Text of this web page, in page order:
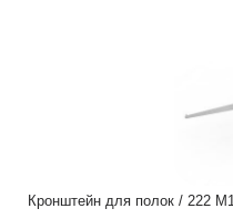
Кронштейн для полок / 222